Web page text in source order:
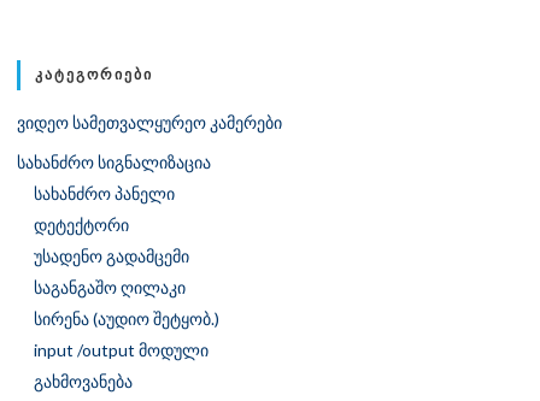
ᲙᲐᲢᲔᲒᲝᲠᲘᲔᲑᲘ
ვიდეო სამეთვალყურეო კამერები
სახანძრო სიგნალიზაცია
სახანძრო პანელი
დეტექტორი
უსადენო გადამცემი
საგანგაშო ღილაკი
სირენა (აუდიო შეტყობ.)
input /output მოდული
გახმოვანება